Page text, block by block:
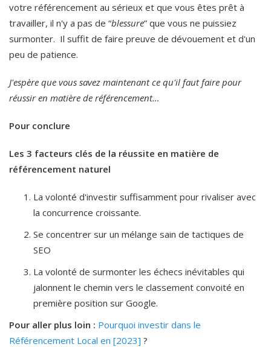
votre référencement au sérieux et que vous êtes prêt à
travailler, il n'y a pas de “blessure” que vous ne puissiez
surmonter. Il suffit de faire preuve de dévouement et d'un
peu de patience.
J'espère que vous savez maintenant ce qu'il faut faire pour
réussir en matière de référencement…
Pour conclure
Les 3 facteurs clés de la réussite en matière de
référencement naturel
La volonté d'investir suffisamment pour rivaliser avec
la concurrence croissante.
Se concentrer sur un mélange sain de tactiques de
SEO
La volonté de surmonter les échecs inévitables qui
jalonnent le chemin vers le classement convoité en
première position sur Google.
Pour aller plus loin : Pourquoi investir dans le
Référencement Local en [2023] ?